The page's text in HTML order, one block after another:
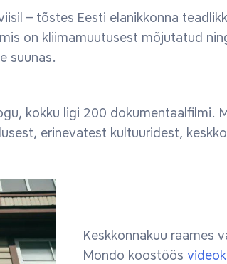
– tõstes Eesti elanikkonna
on kliimamuutusest mõjutatud
suunas.
kokku ligi 200 dokumentaalfilmi.
erinevatest kultuuridest,
Keskkonnakuu raames
Mondo koostöös